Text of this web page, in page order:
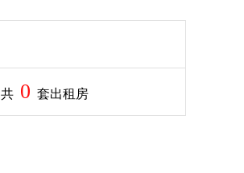
共 0 套出租房